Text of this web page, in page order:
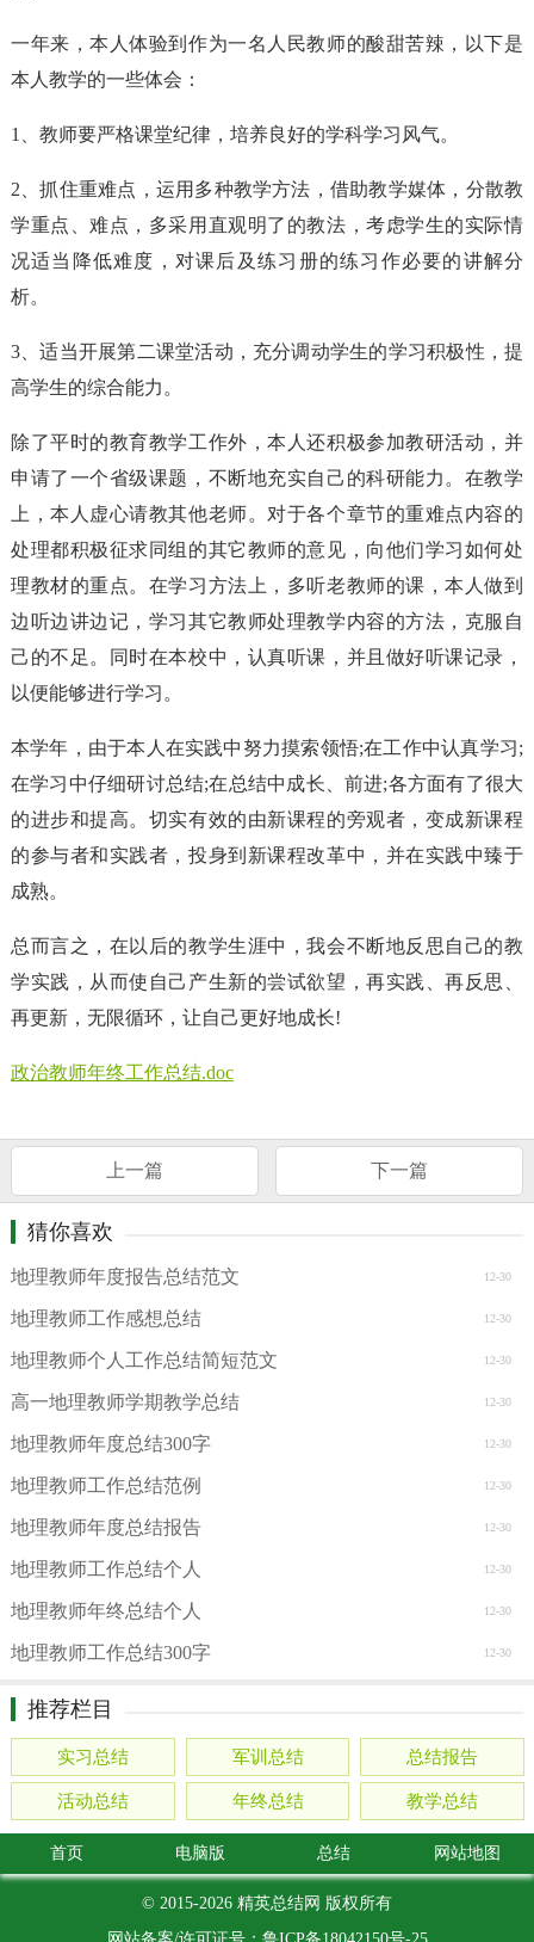
一年来，本人体验到作为一名人民教师的酸甜苦辣，以下是
本人教学的一些体会：
1、教师要严格课堂纪律，培养良好的学科学习风气。
2、抓住重难点，运用多种教学方法，借助教学媒体，分散教
学重点、难点，多采用直观明了的教法，考虑学生的实际情
况适当降低难度，对课后及练习册的练习作必要的讲解分
析。
3、适当开展第二课堂活动，充分调动学生的学习积极性，提
高学生的综合能力。
除了平时的教育教学工作外，本人还积极参加教研活动，并
申请了一个省级课题，不断地充实自己的科研能力。在教学
上，本人虚心请教其他老师。对于各个章节的重难点内容的
处理都积极征求同组的其它教师的意见，向他们学习如何处
理教材的重点。在学习方法上，多听老教师的课，本人做到
边听边讲边记，学习其它教师处理教学内容的方法，克服自
己的不足。同时在本校中，认真听课，并且做好听课记录，
以便能够进行学习。
本学年，由于本人在实践中努力摸索领悟;在工作中认真学习;
在学习中仔细研讨总结;在总结中成长、前进;各方面有了很大
的进步和提高。切实有效的由新课程的旁观者，变成新课程
的参与者和实践者，投身到新课程改革中，并在实践中臻于
成熟。
总而言之，在以后的教学生涯中，我会不断地反思自己的教
学实践，从而使自己产生新的尝试欲望，再实践、再反思、
再更新，无限循环，让自己更好地成长!
政治教师年终工作总结.doc
上一篇 下一篇
猜你喜欢
12-30
地理教师年度报告总结范文
12-30
地理教师工作感想总结
12-30
地理教师个人工作总结简短范文
12-30
高一地理教师学期教学总结
12-30
地理教师年度总结300字
12-30
地理教师工作总结范例
12-30
地理教师年度总结报告
12-30
地理教师工作总结个人
12-30
地理教师年终总结个人
12-30
地理教师工作总结300字
推荐栏目
实习总结 军训总结 总结报告
活动总结 年终总结 教学总结
首页 电脑版 总结 网站地图
© 2015-2026 精英总结网 版权所有